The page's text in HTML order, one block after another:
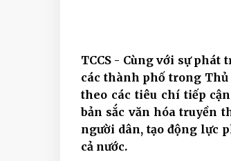
TCCS - Cùng với sự
các thành phố trong
theo các tiêu chí tiếp
bản sắc văn hóa truyền
người dân, tạo động lực
cả nước.